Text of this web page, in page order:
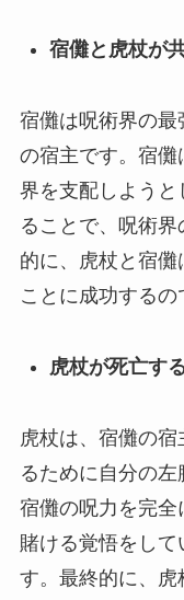
宿儺と虎杖が
宿儺は呪術界の
の宿主です。宿
界を支配しよう
ることで、呪術
的に、虎杖と宿
ことに成功するの
虎杖が死亡す
虎杖は、宿儺の
るために自分の左
宿儺の呪力を完全
賭ける覚悟をし
す。最終的に、